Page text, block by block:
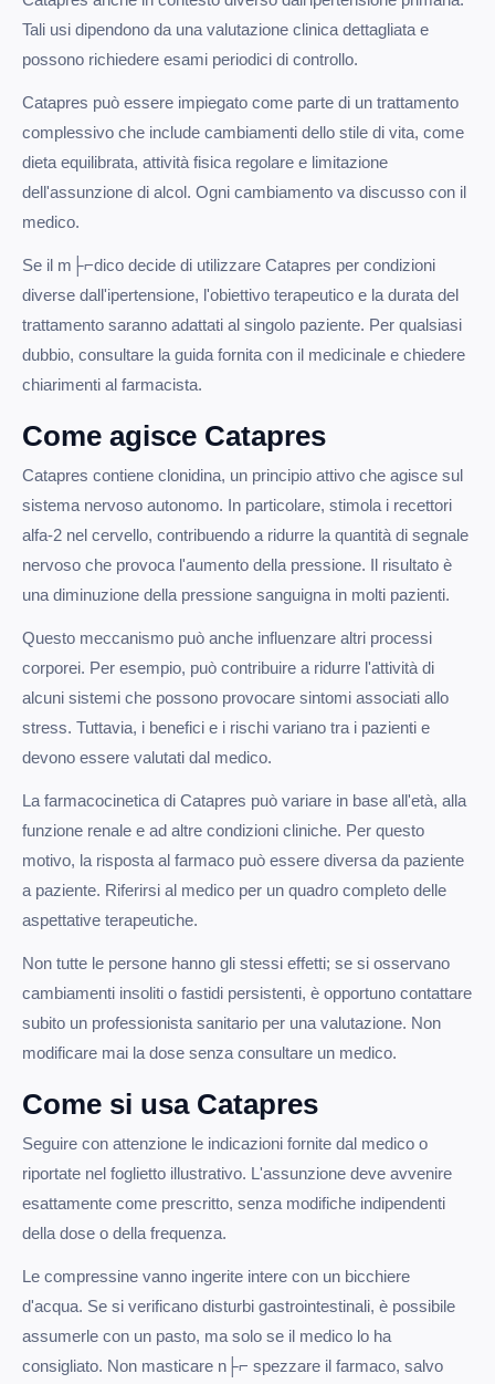
Tali usi dipendono da una valutazione clinica dettagliata e
possono richiedere esami periodici di controllo.
Catapres può essere impiegato come parte di un trattamento
complessivo che include cambiamenti dello stile di vita, come
dieta equilibrata, attività fisica regolare e limitazione
dell'assunzione di alcol. Ogni cambiamento va discusso con il
medico.
Se il m├⌐dico decide di utilizzare Catapres per condizioni
diverse dall'ipertensione, l'obiettivo terapeutico e la durata del
trattamento saranno adattati al singolo paziente. Per qualsiasi
dubbio, consultare la guida fornita con il medicinale e chiedere
chiarimenti al farmacista.
Come agisce Catapres
Catapres contiene clonidina, un principio attivo che agisce sul
sistema nervoso autonomo. In particolare, stimola i recettori
alfa-2 nel cervello, contribuendo a ridurre la quantità di segnale
nervoso che provoca l'aumento della pressione. Il risultato è
una diminuzione della pressione sanguigna in molti pazienti.
Questo meccanismo può anche influenzare altri processi
corporei. Per esempio, può contribuire a ridurre l'attività di
alcuni sistemi che possono provocare sintomi associati allo
stress. Tuttavia, i benefici e i rischi variano tra i pazienti e
devono essere valutati dal medico.
La farmacocinetica di Catapres può variare in base all'età, alla
funzione renale e ad altre condizioni cliniche. Per questo
motivo, la risposta al farmaco può essere diversa da paziente
a paziente. Riferirsi al medico per un quadro completo delle
aspettative terapeutiche.
Non tutte le persone hanno gli stessi effetti; se si osservano
cambiamenti insoliti o fastidi persistenti, è opportuno contattare
subito un professionista sanitario per una valutazione. Non
modificare mai la dose senza consultare un medico.
Come si usa Catapres
Seguire con attenzione le indicazioni fornite dal medico o
riportate nel foglietto illustrativo. L'assunzione deve avvenire
esattamente come prescritto, senza modifiche indipendenti
della dose o della frequenza.
Le compressine vanno ingerite intere con un bicchiere
d'acqua. Se si verificano disturbi gastrointestinali, è possibile
assumerle con un pasto, ma solo se il medico lo ha
consigliato. Non masticare n├⌐ spezzare il farmaco, salvo